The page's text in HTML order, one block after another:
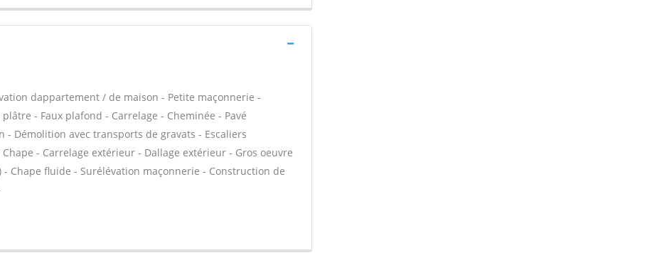
dappartement / de maison - Petite maçonnerie -
- Faux plafond - Carrelage - Cheminée - Pavé
Démolition avec transports de gravats - Escaliers
- Carrelage extérieur - Dallage extérieur - Gros oeuvre
Chape fluide - Surélévation maçonnerie - Construction de